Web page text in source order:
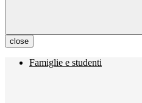
close
Famiglie e studenti